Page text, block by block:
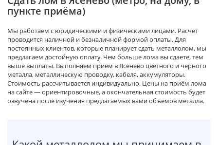
пункте приёма)
Мы работаем с юридическими и физическими лицами. Расчет
проводится наличной и безналичной формой оплаты. Для
постоянных клиентов, которые планирует сдать металлолом, мы
предлагаем достойную оплату. Чем больше лома вы сдаете, тем
выше выплаты. Выполняем приём в Ясенево цветного и чёрного
металла, металлическую проводку, кабеля, аккумуляторы.
Стоимость рассчитывается индивидуально. Цены на приём лома
на сайте — ориентировочные, а окончательная стоимость будет
озвучена после изучения предлагаемых вами объёмов металла.